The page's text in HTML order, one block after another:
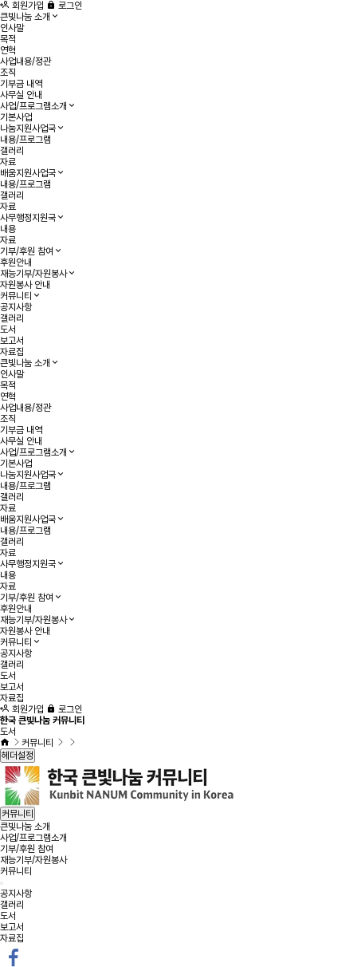
회원가입
로그인
큰빛나눔 소개
인사말
목적
연혁
사업내용/정관
조직
기부금 내역
사무실 안내
사업/프로그램소개
기본사업
나눔지원사업국
내용/프로그램
갤러리
자료
배움지원사업국
내용/프로그램
갤러리
자료
사무행정지원국
내용
자료
기부/후원 참여
후원안내
재능기부/자원봉사
자원봉사 안내
커뮤니티
공지사항
갤러리
도서
보고서
자료집
큰빛나눔 소개
인사말
목적
연혁
사업내용/정관
조직
기부금 내역
사무실 안내
사업/프로그램소개
기본사업
나눔지원사업국
내용/프로그램
갤러리
자료
배움지원사업국
내용/프로그램
갤러리
자료
사무행정지원국
내용
자료
기부/후원 참여
후원안내
재능기부/자원봉사
자원봉사 안내
커뮤니티
공지사항
갤러리
도서
보고서
자료집
회원가입
로그인
한국 큰빛나눔 커뮤니티
도서
커뮤니티
헤더설정
커뮤니티
큰빛나눔 소개
사업/프로그램소개
기부/후원 참여
재능기부/자원봉사
커뮤니티
공지사항
갤러리
도서
보고서
자료집